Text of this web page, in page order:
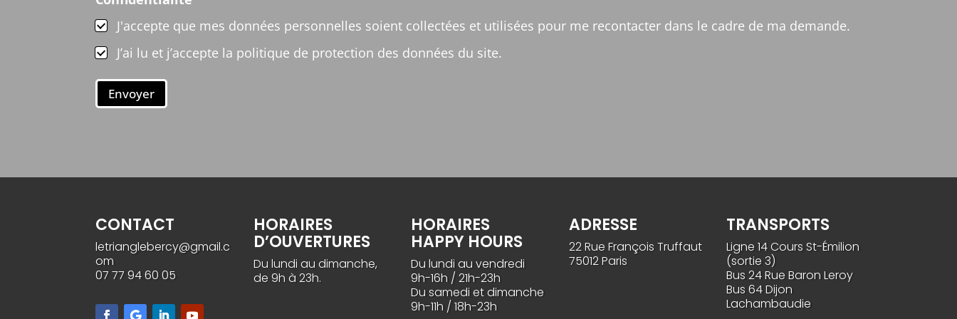
J'accepte que mes données personnelles soient collectées et utilisées pour me recontacter dans le cadre de ma demande.
J’ai lu et j’accepte la politique de protection des données du site.
Envoyer
CONTACT
letrianglebercy@gmail.c
om
07 77 94 60 05
HORAIRES
D’OUVERTURES
Du lundi au dimanche,
de 9h à 23h.
HORAIRES
HAPPY HOURS
Du lundi au vendredi
9h-16h / 21h-23h
Du samedi et dimanche
9h-11h / 18h-23h
ADRESSE
22 Rue François Truffaut
75012 Paris
TRANSPORTS
Ligne 14 Cours St-Émilion
(sortie 3)
Bus 24 Rue Baron Leroy
Bus 64 Dijon
Lachambaudie